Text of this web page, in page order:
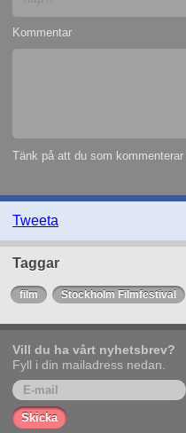
Kommentar
Tänk på att du som
Tweeta
Taggar
film Stockholm Filmfestival
Vill du ha vårt nyhetsbrev?
Fyll i din mailadress nedan.